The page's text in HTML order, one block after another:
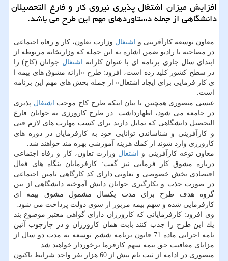
افزایش میزان اشتغال ‌پذیری نیروی كار و فارغ التحصیلان
دانشگاهی از جمله دستاوردهای مهم این طرح می باشد.
معاون توسعه كارآفرینی و اشتغال وزارت تعاون، كار و رفاه اجتماعی
در مصاحبه با رادیو ضمن اشاره به این جمله كه وزارتخانه مربوطه از
ابتدای سال جاری برنامه ای با عنوان كارانه
اشتغال جوانان (كاج) را
در سطح كشور كلید زده است، افزود: طرح «ارائه مشوق های بیمه ا
ی كار فرمایی برای ایجاد اشتغال» از جمله بخش های مهم این برنامه
است.
عیسی منصوری همچنین با بیان اینكه طرح كاج موجب
اشتغال پذیری
در جامعه می شود، اظهارداشت: در طرح كارورزی به جوانان فارغ
التحصیل دانشگاهی كه تمایل دارند برای كسب مهارت های لازم فنی
و كارآفرینی و شناساندن توانایی خود به كارفرمایان در دوره های
كارورزی وارد شوند از كمك هزینه آموزشی بهره مند خواهند شد.
معاون توعه كارآفرینی و
اشتغال وزارت تعاون، كار و رفاه اجتماعی
درباره مشوق كار فرمایی نیز گفت: كارفرمایان بنگاه های فعال
اقتصادی بخش خصوصی و تعاونی دارای كد كارگاهی تامین اجتماعی
در صورت جذب و بكارگیری جوانان دانش آموخته دانشگاهی از بین
گروه هدف طرح برای مدت یكسال مشمول مشوق بیمه ای
كارفرمایی شده و سهم بیمه مزبور از سوی دولت پرداخت می شود.
وی افزود: كارفرمایانی كه كارورزان دارای گواهی معتبر موضوع بند
یك این طرح را جذب كنند بابت همان كارورزان و در چارچوب آئین
نامه اجرایی ماده 71 قانون برنامه ششم توسعه به مدت دو سال از
مزایای معافیت حق بیمه سهم كارفرما برخوردار خواهند شد.
منصوری در ادامه از ثبت‌ نام بیش از 60 هزار نفر واجد شرایط تاكنون